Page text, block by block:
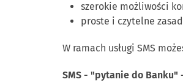
szerokie możliwości
proste i czytelne
W ramach usługi SMS
SMS - "pytanie do Banku"